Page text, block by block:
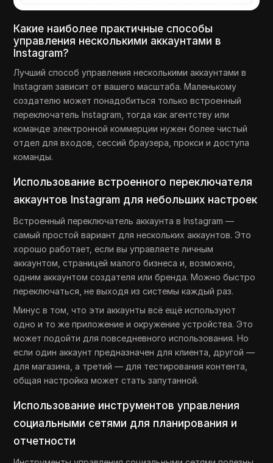
Какие наиболее практичные способы
управления несколькими аккаунтами в
Instagram?
Лучший способ управления несколькими аккаунтами в
Instagram зависит от вашего масштаба. Маленькому
создателю может понадобиться только встроенный
переключатель Instagram, тогда как агентству или
команде электронной коммерции нужен более чистый
отдел для входов, сессий браузера, прокси и доступа
команды.
Использование встроенного переключателя
аккаунтов Instagram для небольших настроек
Встроенный переключатель аккаунта в Instagram —
самый простой вариант для нескольких аккаунтов. Это
хорошо работает, если вы управляете личным
аккаунтом, страницей малого бизнеса и, возможно,
одним аккаунтом создателя или бренда. Можно быстро
переключаться, не выходя из системы каждый раз.
Минус в том, что эти аккаунты всё ещё используют
одно и то же приложение и окружение устройства. Это
может подойти для повседневного использования. Но
если один аккаунт предназначен для клиента, другой —
для магазина, а третий — для тестирования контента,
общая настройка может стать запутанной.
Использование инструментов управления
социальными сетями для планирования и
отчетности